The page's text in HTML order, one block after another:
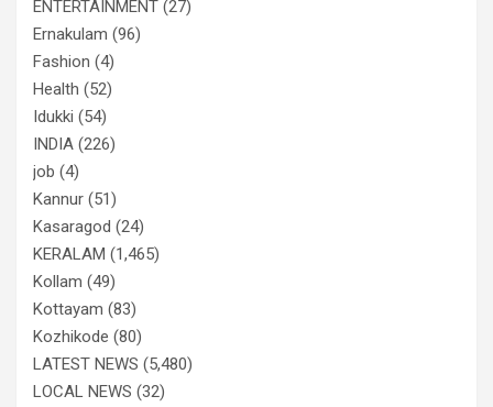
ENTERTAINMENT (27)
Ernakulam (96)
Fashion (4)
Health (52)
Idukki (54)
INDIA (226)
job (4)
Kannur (51)
Kasaragod (24)
KERALAM (1,465)
Kollam (49)
Kottayam (83)
Kozhikode (80)
LATEST NEWS (5,480)
LOCAL NEWS (32)